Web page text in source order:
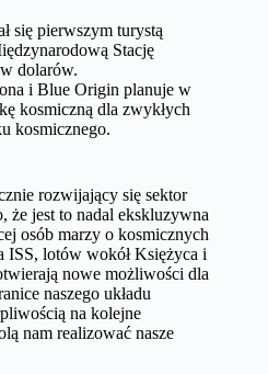
się pierwszym turystą
Stację
dolarów.
i Blue Origin planuje w
kosmiczną dla zwykłych
kosmicznego.
rozwijający się sektor
że jest to nadal ekskluzywna
osób marzy o kosmicznych
ISS, lotów wokół Księżyca i
nowe możliwości dla
naszego układu
na kolejne
nam realizować nasze